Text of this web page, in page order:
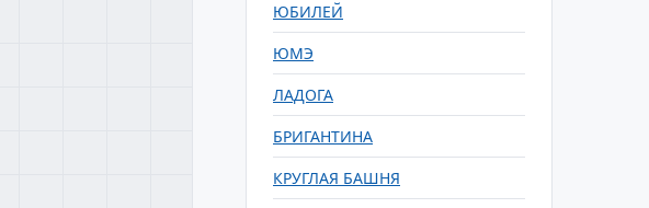
ЮБИЛЕЙ
ЮМЭ
ЛАДОГА
БРИГАНТИНА
КРУГЛАЯ БАШНЯ